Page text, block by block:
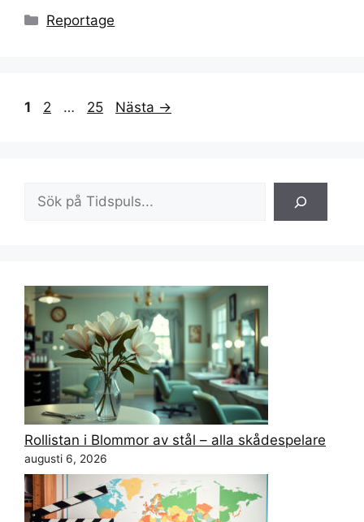
Kategorier
Reportage
Sida
1 Sida
2 … Sida
25 Nästa →
Sök
Rollistan i Blommor av stål – alla skådespelare
augusti 6, 2026